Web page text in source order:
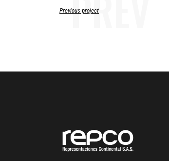
Previous project